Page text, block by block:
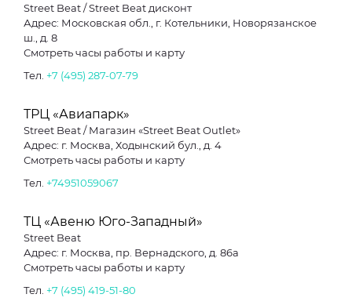
Street Beat / Street Beat дисконт
Адрес: Московская обл., г. Котельники, Новорязанское
ш., д. 8
Смотреть часы работы и карту
Тел. +7 (495) 287-07-79
ТРЦ «Авиапарк»
Street Beat / Магазин «Street Beat Outlet»
Адрес: г. Москва, Ходынский бул., д. 4
Смотреть часы работы и карту
Тел. +74951059067
ТЦ «Авеню Юго-Западный»
Street Beat
Адрес: г. Москва, пр. Вернадского, д. 86а
Смотреть часы работы и карту
Тел. +7 (495) 419-51-80